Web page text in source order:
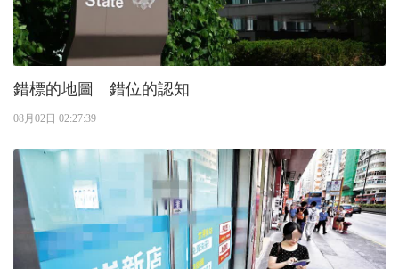
錯標的地圖 錯位的認知
08月02日 02:27:39